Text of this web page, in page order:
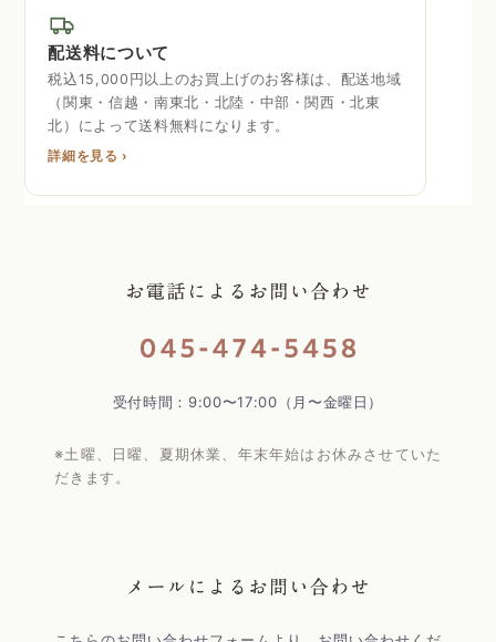
配送料について
税込15,000円以上のお買上げのお客様は、配送地域
（関東・信越・南東北・北陸・中部・関西・北東
北）によって送料無料になります。
詳細を見る ›
受付時間：9:00〜17:00（月〜金曜日）
※土曜、日曜、夏期休業、年末年始はお休みさせていた
だきます。